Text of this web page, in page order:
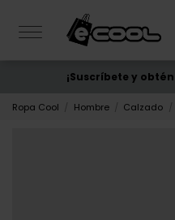
ENVÍO
¡Suscríbete y
Ropa Cool Hombre Calzado